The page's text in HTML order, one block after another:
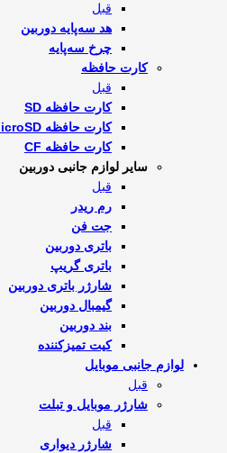
قبل
هد سه‌پایه دوربین
چرخ سه‌پایه
کارت حافظه
قبل
کارت حافظه SD
کارت حافظه MicroSD
کارت حافظه CF
سایر لوازم جانبی دوربین
قبل
رم ریدر
جت فن
باتری دوربین
باتری گریپ
شارژر باتری دوربین
گیمبال دوربین
بند دوربین
کیت تمیز‌کننده
لوازم جانبی موبایل
قبل
شارژر موبایل و تبلت
قبل
شارژر دیواری